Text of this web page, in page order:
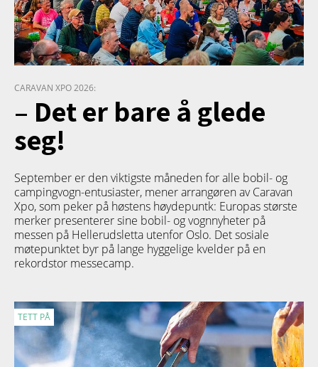
CARAVAN XPO 2026:
– Det er bare å glede
seg!
September er den viktigste måneden for alle bobil- og
campingvogn-entusiaster, mener arrangøren av Caravan
Xpo, som peker på høstens høydepuntk: Europas største
merker presenterer sine bobil- og vognnyheter på
messen på Hellerudsletta utenfor Oslo. Det sosiale
møtepunktet byr på lange hyggelige kvelder på en
rekordstor messecamp.
TETT PÅ